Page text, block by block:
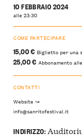
10 FEBBRAIO 2024
alle 23:30
COME PARTECIPARE
15,00 € Biglietto per una
25,00 € Abbonamento
CONTATTI
Website ↝
info@sanritofestival.it
INDIRIZZO: